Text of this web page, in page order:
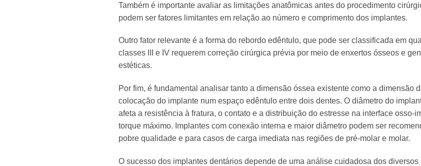
Também é importante avaliar as limitações anatômicas antes do procedimento
podem ser fatores limitantes em relação ao número e comprimento dos implantes.
Outro fator relevante é a forma do rebordo edêntulo, que pode ser classificada em
classes III e IV requerem correção cirúrgica prévia por meio de enxertos ósseos e
estéticas.
Por fim, é fundamental analisar tanto a dimensão óssea existente como a dimensão
colocação do implante num espaço edêntulo entre dois dentes. O diâmetro do
afeta a resistência à fratura, o contato e a distribuição do estresse na interface osso-
torque máximo. Implantes com conexão interna e maior diâmetro podem ser
pobre qualidade e para casos de carga imediata nas regiões de pré-molar e molar.
O sucesso dos implantes dentários depende de uma análise cuidadosa dos